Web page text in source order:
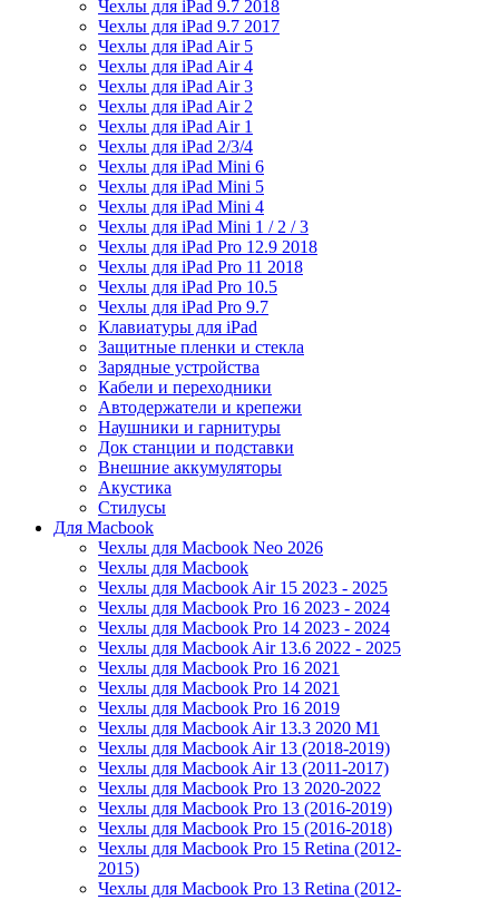
Чехлы для iPad 9.7 2018
Чехлы для iPad 9.7 2017
Чехлы для iPad Air 5
Чехлы для iPad Air 4
Чехлы для iPad Air 3
Чехлы для iPad Air 2
Чехлы для iPad Air 1
Чехлы для iPad 2/3/4
Чехлы для iPad Mini 6
Чехлы для iPad Mini 5
Чехлы для iPad Mini 4
Чехлы для iPad Mini 1 / 2 / 3
Чехлы для iPad Pro 12.9 2018
Чехлы для iPad Pro 11 2018
Чехлы для iPad Pro 10.5
Чехлы для iPad Pro 9.7
Клавиатуры для iPad
Защитные пленки и стекла
Зарядные устройства
Кабели и переходники
Автодержатели и крепежи
Наушники и гарнитуры
Док станции и подставки
Внешние аккумуляторы
Акустика
Стилусы
Для Macbook
Чехлы для Macbook Neo 2026
Чехлы для Macbook
Чехлы для Macbook Air 15 2023 - 2025
Чехлы для Macbook Pro 16 2023 - 2024
Чехлы для Macbook Pro 14 2023 - 2024
Чехлы для Macbook Air 13.6 2022 - 2025
Чехлы для Macbook Pro 16 2021
Чехлы для Macbook Pro 14 2021
Чехлы для Macbook Pro 16 2019
Чехлы для Macbook Air 13.3 2020 M1
Чехлы для Macbook Air 13 (2018-2019)
Чехлы для Macbook Air 13 (2011-2017)
Чехлы для Macbook Pro 13 2020-2022
Чехлы для Macbook Pro 13 (2016-2019)
Чехлы для Macbook Pro 15 (2016-2018)
Чехлы для Macbook Pro 15 Retina (2012-
2015)
Чехлы для Macbook Pro 13 Retina (2012-